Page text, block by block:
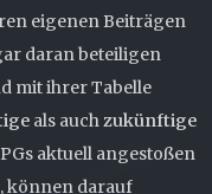
eigenen Beiträgen
daran beteiligen
mit ihrer Tabelle
als auchzukünftige
aktuell angestoßen
können darauf